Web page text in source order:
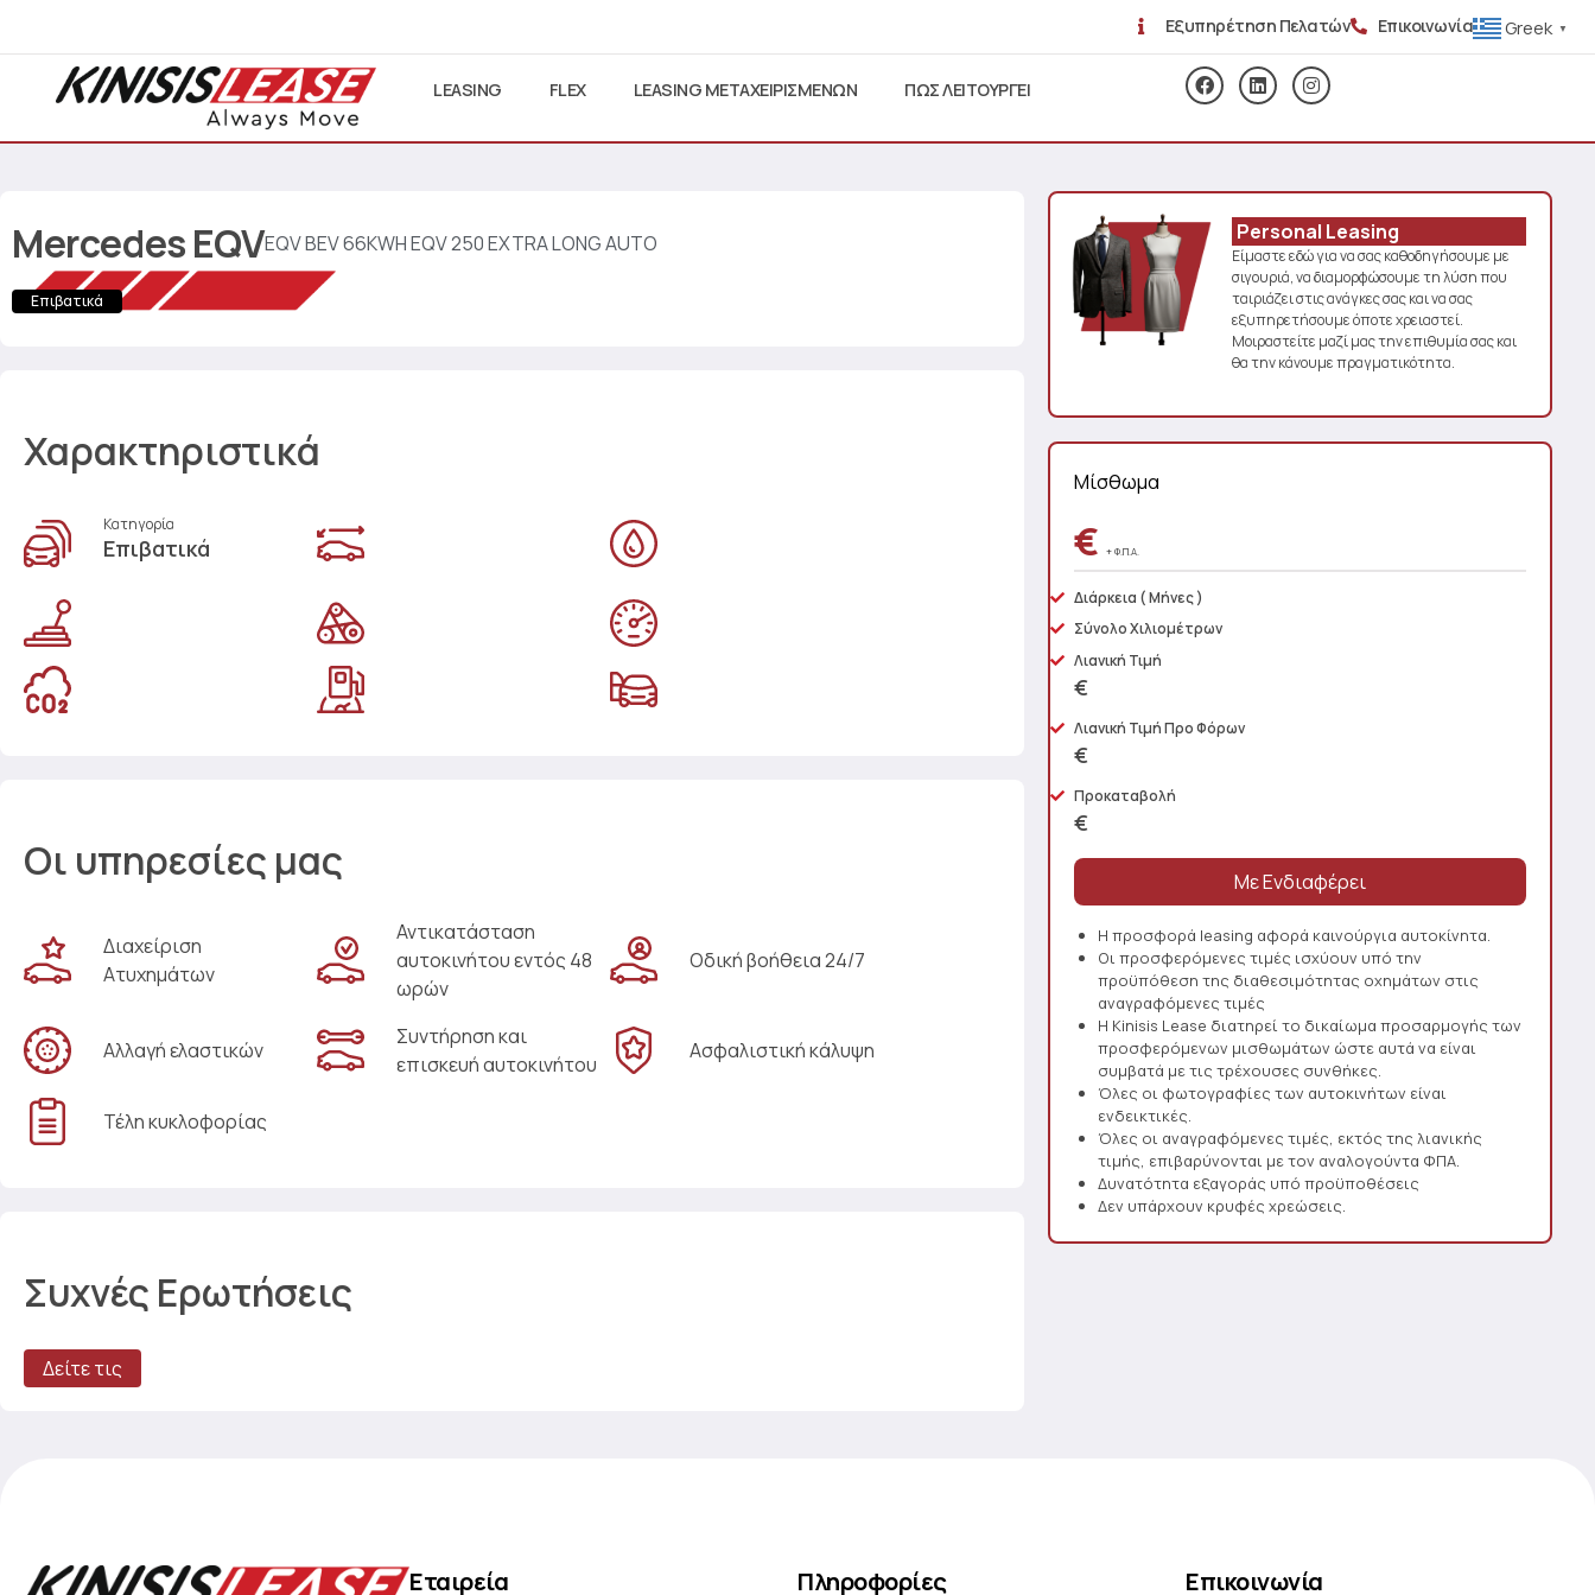
Εξυπηρέτηση Πελατών Επικοινωνία Greek ▼
LEASING FLEX LEASING ΜΕΤΑΧΕΙΡΙΣΜΕΝΩΝ ΠΩΣ ΛΕΙΤΟΥΡΓΕΙ
MercedesEQVEQV BEV 66KWH EQV 250 EXTRA LONG AUTO
Επιβατικά
Χαρακτηριστικά
Κατηγορία
Επιβατικά
Οι υπηρεσίες μας
Διαχείριση
Ατυχημάτων
Αντικατάσταση
αυτοκινήτου εντός 48
ωρών
Οδική βοήθεια 24/7
Αλλαγή ελαστικών
Συντήρηση και
επισκευή αυτοκινήτου
Ασφαλιστική κάλυψη
Τέλη κυκλοφορίας
Συχνές Ερωτήσεις
Δείτε τις
Personal Leasing
Είμαστε εδώ για να σας καθοδηγήσουμε με
σιγουριά, να διαμορφώσουμε τη λύση που
ταιριάζει στις ανάγκες σας και να σας
εξυπηρετήσουμε όποτε χρειαστεί.
Μοιραστείτε μαζί μας την επιθυμία σας και
θα την κάνουμε πραγματικότητα.
Μίσθωμα
€+ Φ.Π.Α.
Διάρκεια ( Μήνες )
Σύνολο Χιλιομέτρων
Λιανική Τιμή
€
Λιανική Τιμή Προ Φόρων
€
Προκαταβολή
€
Η προσφορά leasing αφορά καινούργια αυτοκίνητα.
Οι προσφερόμενες τιμές ισχύουν υπό την
προϋπόθεση της διαθεσιμότητας οχημάτων στις
αναγραφόμενες τιμές
Η Kinisis Lease διατηρεί το δικαίωμα προσαρμογής των
προσφερόμενων μισθωμάτων ώστε αυτά να είναι
συμβατά με τις τρέχουσες συνθήκες.
Όλες οι φωτογραφίες των αυτοκινήτων είναι
ενδεικτικές.
Όλες οι αναγραφόμενες τιμές, εκτός της λιανικής
τιμής, επιβαρύνονται με τον αναλογούντα ΦΠΑ.
Δυνατότητα εξαγοράς υπό προϋποθέσεις
Δεν υπάρχουν κρυφές χρεώσεις.
Εταιρεία Πληροφορίες Επικοινωνία